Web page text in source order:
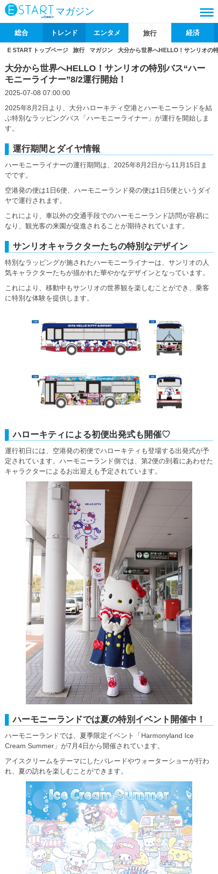
マガジン
総合 トレンド エンタメ 旅行 経済
E START トップページ 旅行 マガジン 大分から世界へHELLO！サンリオの
大分から世界へHELLO！サンリオの特別バス“ハー
モニーライナー”8/2運行開始！
2025-07-08 07:00:00
2025年8月2日より、大分ハローキティ空港とハーモニーランドを結
ぶ特別なラッピングバス「ハーモニーライナー」が運行を開始しま
す。
運行期間とダイヤ情報
ハーモニーライナーの運行期間は、2025年8月2日から11月15日ま
でです。
空港発の便は1日6便、ハーモニーランド発の便は1日5便というダイ
ヤで運行されます。
これにより、車以外の交通手段でのハーモニーランド訪問が容易に
なり、観光客の来園が促進されることが期待されています。
サンリオキャラクターたちの特別なデザイン
特別なラッピングが施されたハーモニーライナーは、サンリオの人
気キャラクターたちが描かれた華やかなデザインとなっています。
これにより、移動中もサンリオの世界観を楽しむことができ、乗客
に特別な体験を提供します。
ハローキティによる初便出発式も開催♡
運行初日には、空港発の初便でハローキティも登場する出発式が予
定されています。ハーモニーランド側では、第2便の到着にあわせた
キャラクターによるお出迎えも予定されています。
ハーモニーランドでは夏の特別イベント開催中！
ハーモニーランドでは、夏季限定イベント「Harmonyland Ice
Cream Summer」が7月4日から開催されています。
アイスクリームをテーマにしたパレードやウォーターショーが行わ
れ、夏の訪れを楽しむことができます。